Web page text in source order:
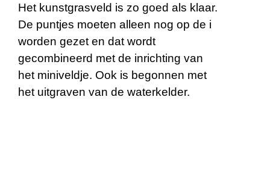
Het kunstgrasveld is zo goed als klaar.
De puntjes moeten alleen nog op de i
worden gezet en dat wordt
gecombineerd met de inrichting van
het miniveldje. Ook is begonnen met
het uitgraven van de waterkelder.